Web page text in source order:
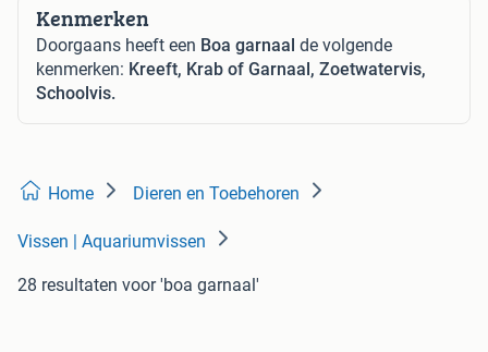
Kenmerken
Doorgaans heeft een Boa garnaal de volgende
kenmerken: Kreeft, Krab of Garnaal, Zoetwatervis,
Schoolvis.
Home Dieren en Toebehoren
Vissen | Aquariumvissen
28 resultaten voor 'boa garnaal'